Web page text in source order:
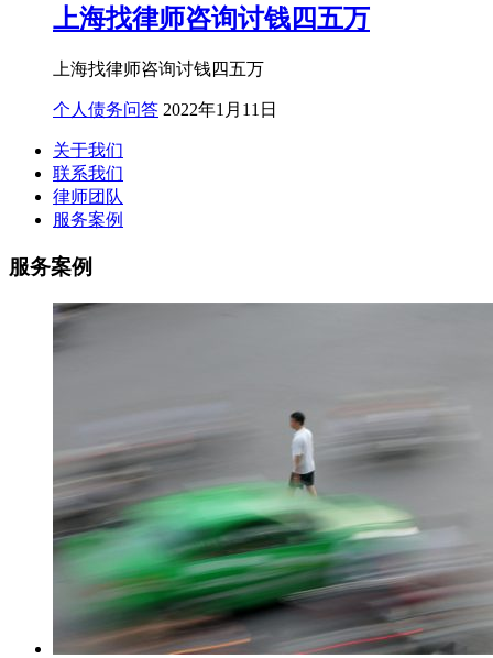
上海找律师咨询讨钱四五万
上海找律师咨询讨钱四五万
个人债务问答 2022年1月11日
关于我们
联系我们
律师团队
服务案例
服务案例